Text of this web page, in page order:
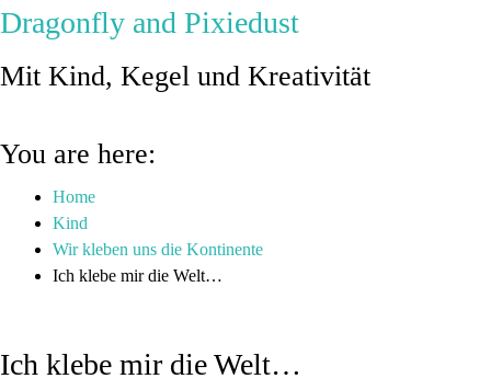
Dragonfly and Pixiedust
Mit Kind, Kegel und Kreativität
You are here:
Home
Kind
Wir kleben uns die Kontinente
Ich klebe mir die Welt…
Ich klebe mir die Welt…